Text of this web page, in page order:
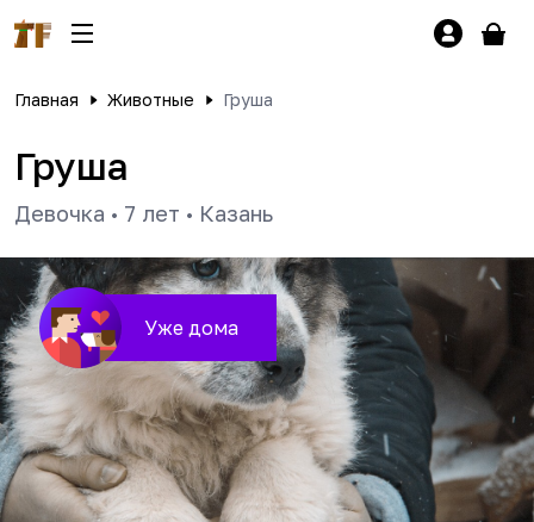
Главная Животные Груша
Груша
Девочка • 7 лет • Казань
Уже дома